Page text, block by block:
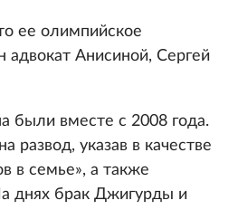
ее олимпийское
адвокат Анисиной, Сергей
были вместе с 2008 года.
развод, указав в качестве
в семье», а также
днях брак Джигурды и